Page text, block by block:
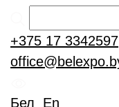
+375 17 3342597
Бел
En